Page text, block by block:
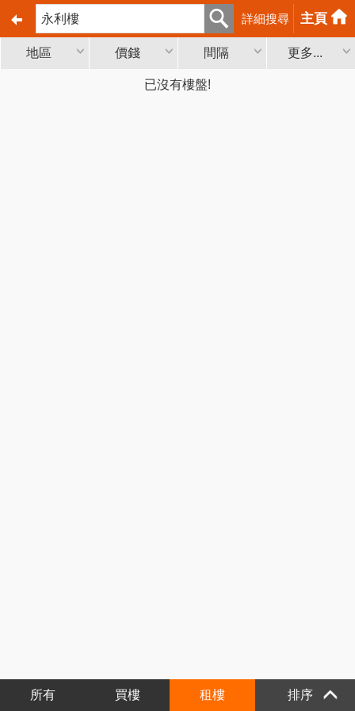
詳細搜尋 主頁
地區 價錢 間隔 更多...
已沒有樓盤!
所有 買樓 租樓 排序